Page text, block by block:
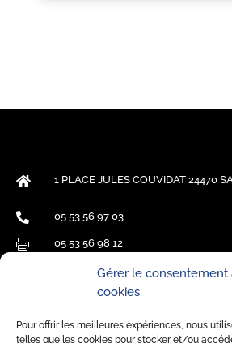
Gérer le consentement
cookies
Pour offrir les meilleures expériences, nous
telles que les cookies pour stocker et/ou
 1 PLACE JULES COUVIDAT 24470
 05 53 56 97 03
 05 53 56 98 12
mairie.saint-saud@wanadoo.fr
HORAIRES
Lun-jeu : 9h00 > 12h00